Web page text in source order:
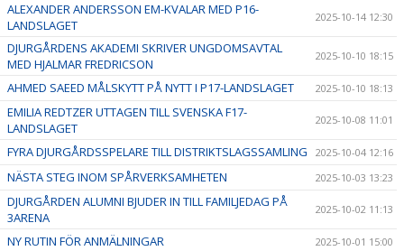
ALEXANDER ANDERSSON EM-KVALAR MED P16-
LANDSLAGET
2025-10-14 12:30
DJURGÅRDENS AKADEMI SKRIVER UNGDOMSAVTAL
MED HJALMAR FREDRICSON
2025-10-10 18:15
AHMED SAEED MÅLSKYTT PÅ NYTT I P17-LANDSLAGET 2025-10-10 18:13
EMILIA REDTZER UTTAGEN TILL SVENSKA F17-
LANDSLAGET
2025-10-08 11:01
FYRA DJURGÅRDSSPELARE TILL DISTRIKTSLAGSSAMLING 2025-10-04 12:16
NÄSTA STEG INOM SPÅRVERKSAMHETEN 2025-10-03 13:23
DJURGÅRDEN ALUMNI BJUDER IN TILL FAMILJEDAG PÅ
3ARENA
2025-10-02 11:13
NY RUTIN FÖR ANMÄLNINGAR 2025-10-01 15:00